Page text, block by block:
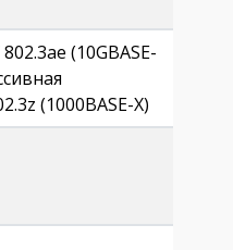
(10GBASE-
(1000BASE-X)